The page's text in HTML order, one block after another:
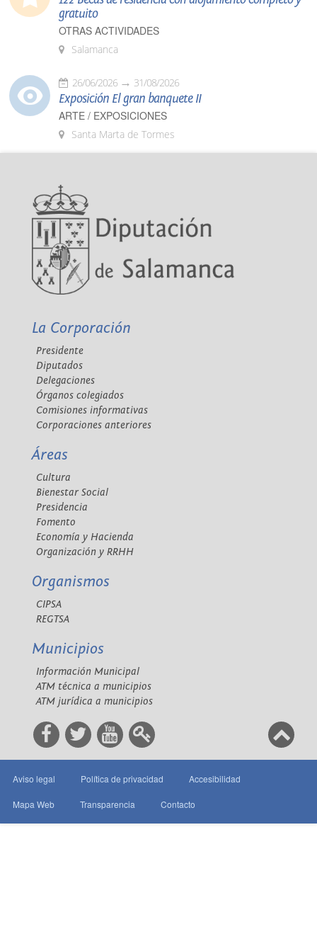
gratuito
OTRAS ACTIVIDADES
Salamanca
26/06/2026 31/08/2026
Exposición El gran banquete II
ARTE / EXPOSICIONES
Santa Marta de Tormes
La Corporación
Presidente
Diputados
Delegaciones
Órganos colegiados
Comisiones informativas
Corporaciones anteriores
Áreas
Cultura
Bienestar Social
Presidencia
Fomento
Economía y Hacienda
Organización y RRHH
Organismos
CIPSA
REGTSA
Municipios
Información Municipal
ATM técnica a municipios
ATM jurídica a municipios
Aviso legal Política de privacidad Accesibilidad
Mapa Web Transparencia Contacto